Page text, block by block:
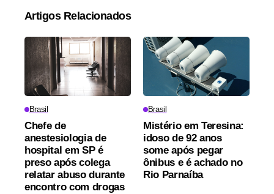
Artigos Relacionados
Brasil
Chefe de
anestesiologia de
hospital em SP é
preso após colega
relatar abuso durante
encontro com drogas
Brasil
Mistério em Teresina:
idoso de 92 anos
some após pegar
ônibus e é achado no
Rio Parnaíba